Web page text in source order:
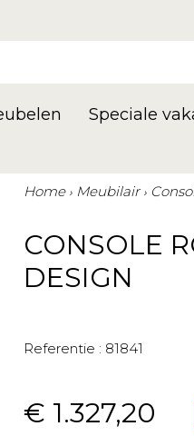
Speciale
Home Meubilair
CONSOLE
DESIGN
Referentie : 81841
€ 1.327,20